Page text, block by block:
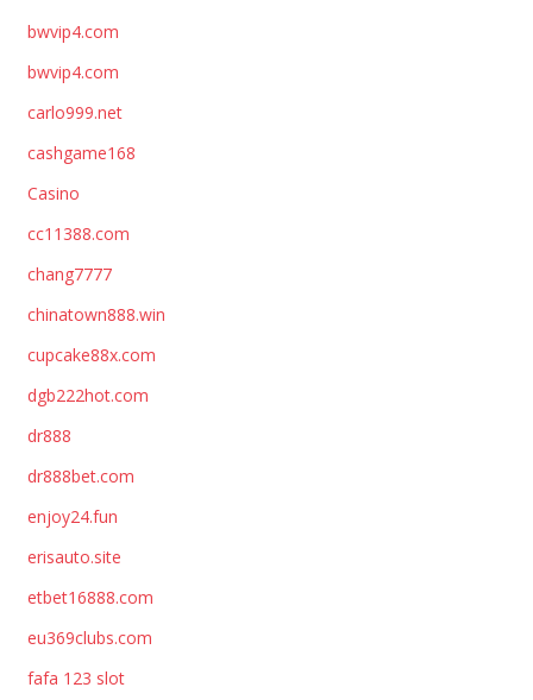
bwvip4.com
bwvip4.com
carlo999.net
cashgame168
Casino
cc11388.com
chang7777
chinatown888.win
cupcake88x.com
dgb222hot.com
dr888
dr888bet.com
enjoy24.fun
erisauto.site
etbet16888.com
eu369clubs.com
fafa 123 slot